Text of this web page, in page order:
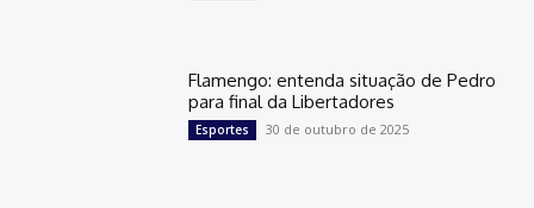
Flamengo: entenda situação de Pedro
para final da Libertadores
Esportes 30 de outubro de 2025